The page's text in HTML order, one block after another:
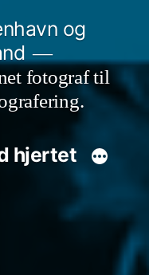
og
fotograf til
hjertet